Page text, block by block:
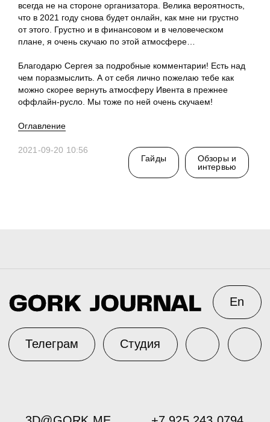
всегда не на стороне организатора. Велика вероятность,
что в 2021 году снова будет онлайн, как мне ни грустно
от этого. Грустно и в финансовом и в человеческом
плане, я очень скучаю по этой атмосфере…
Благодарю Сергея за подробные комментарии! Есть над
чем поразмыслить. А от себя лично пожелаю тебе как
можно скорее вернуть атмосферу Ивента в прежнее
оффлайн-русло. Мы тоже по ней очень скучаем!
Оглавление
2021-09-20 10:56
Гайды
Обзоры и
интервью